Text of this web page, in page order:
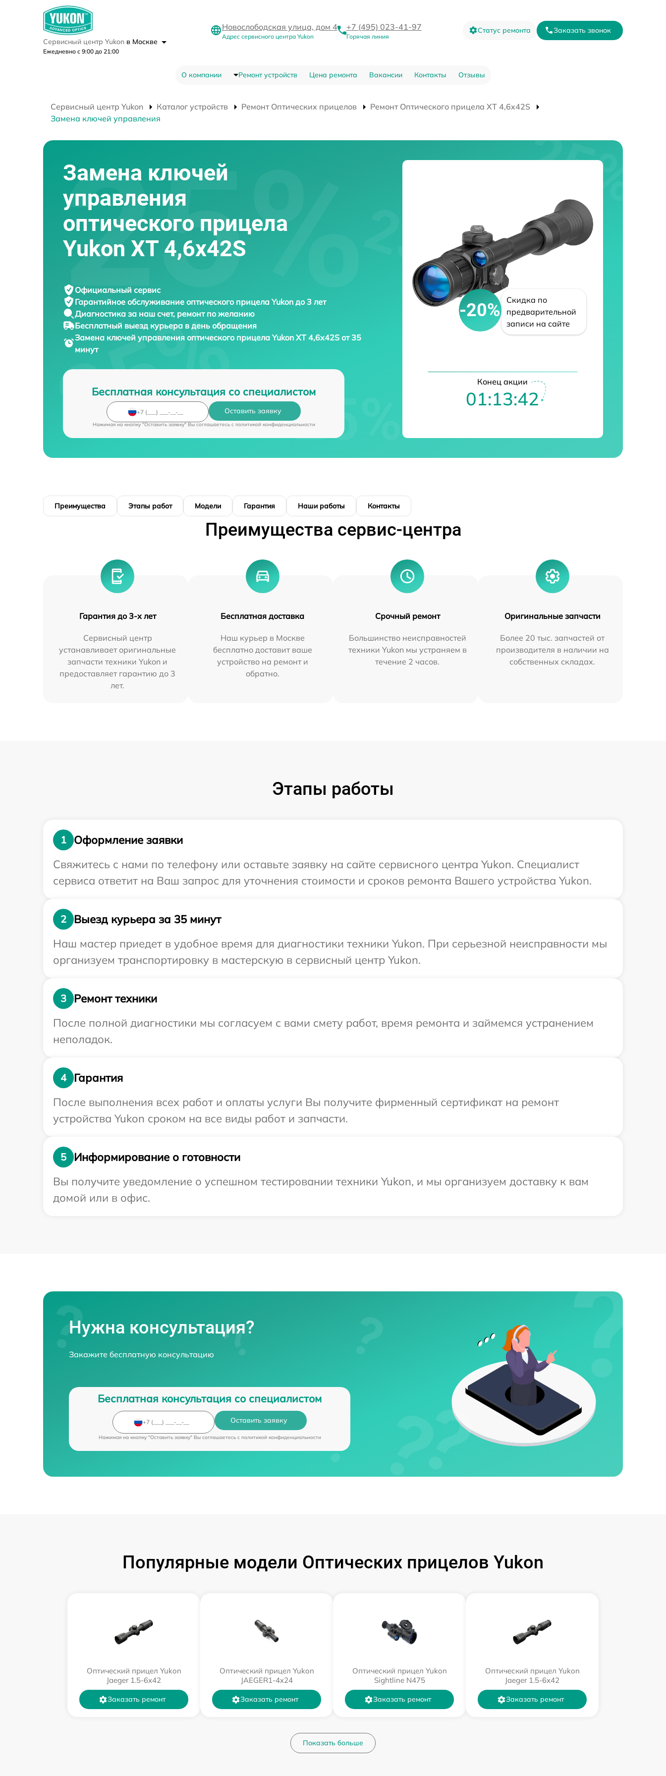
Сервисный центр Yukon в Москве
Ежедневно с 9:00 до 21:00
Новослободская улица, дом 4
Адрес сервисного центра Yukon
+7 (495) 023-41-97
Горячая линия
Статус ремонта Заказать звонок
О компании Ремонт устройств Цена ремонта Вакансии Контакты Отзывы
Сервисный центр Yukon Каталог устройств Ремонт Оптических прицелов
Ремонт Оптического прицела XT 4,6x42S
Замена ключей управления
Замена ключей
управления
оптического прицела
Yukon XT 4,6x42S
Официальный сервис
Гарантийное обслуживание оптического прицела Yukon до 3 лет
Диагностика за наш счет, ремонт по желанию
Бесплатный выезд курьера в день обращения
Замена ключей управления оптического прицелаYukon XT 4,6x42S от 35
минут
Бесплатная консультация со специалистом
Оставить заявку
Нажимая на кнопку "Оставить заявку" Вы соглашаетесь c политикой конфиденциальности
-20%
Скидка по
предварительной
записи на сайте
Конец акции
01:13:41
Преимущества Этапы работ Модели Гарантия Наши работы Контакты
Преимущества сервис-центра
Гарантия до 3-х лет
Сервисный центр
устанавливает оригинальные
запчасти техники Yukon и
предоставляет гарантию до 3
лет.
Бесплатная доставка
Наш курьер в Москве
бесплатно доставит ваше
устройство на ремонт и
обратно.
Срочный ремонт
Большинство неисправностей
техники Yukon мы устраняем в
течение 2 часов.
Оригинальные запчасти
Более 20 тыс. запчастей от
производителя в наличии на
собственных складах.
Этапы работы
1
Оформление заявки
Свяжитесь с нами по телефону или оставьте заявку на сайте сервисного центра Yukon. Специалист
сервиса ответит на Ваш запрос для уточнения стоимости и сроков ремонта Вашего устройства Yukon.
2
Выезд курьера за 35 минут
Наш мастер приедет в удобное время для диагностики техники Yukon. При серьезной неисправности мы
организуем транспортировку в мастерскую в сервисный центр Yukon.
3
Ремонт техники
После полной диагностики мы согласуем с вами смету работ, время ремонта и займемся устранением
неполадок.
4
Гарантия
После выполнения всех работ и оплаты услуги Вы получите фирменный сертификат на ремонт
устройства Yukon сроком на все виды работ и запчасти.
5
Информирование о готовности
Вы получите уведомление о успешном тестировании техники Yukon, и мы организуем доставку к вам
домой или в офис.
Нужна консультация?
Закажите бесплатную консультацию
Бесплатная консультация со специалистом
Оставить заявку
Нажимая на кнопку "Оставить заявку" Вы соглашаетесь c политикой конфиденциальности
Популярные модели Оптических прицелов Yukon
Оптический прицел Yukon
Jaeger 1.5-6x42
Заказать ремонт
Оптический прицел Yukon
JAEGER1-4x24
Заказать ремонт
Оптический прицел Yukon
Sightline N475
Заказать ремонт
Оптический прицел Yukon
Jaeger 1.5-6x42
Заказать ремонт
Показать больше